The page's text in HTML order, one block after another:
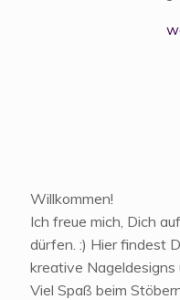
Willkommen!
Ich freue mich, Dich
dürfen. :) Hier findest
kreative Nageldesigns
Viel Spaß beim